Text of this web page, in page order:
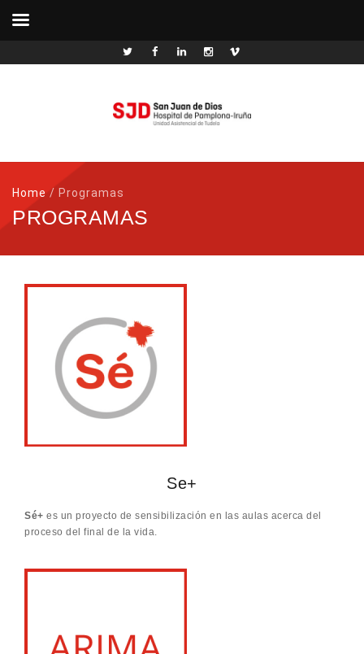
Home/ Programas
PROGRAMAS
Se+
Sé+ es un proyecto de sensibilización en las aulas acerca del
proceso del final de la vida.